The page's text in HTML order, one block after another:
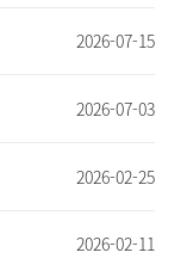
2026-07-15
2026-07-03
2026-02-25
2026-02-11